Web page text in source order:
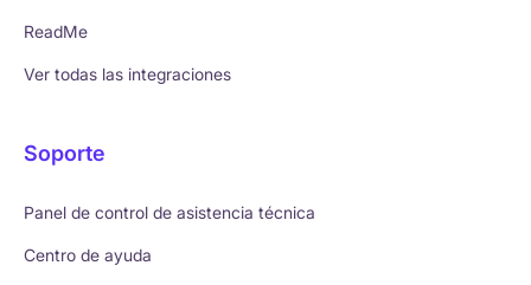
ReadMe
Ver todas las integraciones
Soporte
Panel de control de asistencia técnica
Centro de ayuda